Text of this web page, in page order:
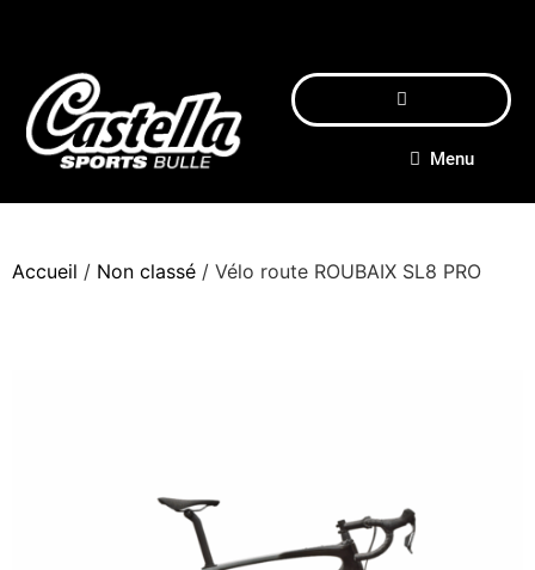
Menu
Accueil / Non classé / Vélo route ROUBAIX SL8 PRO